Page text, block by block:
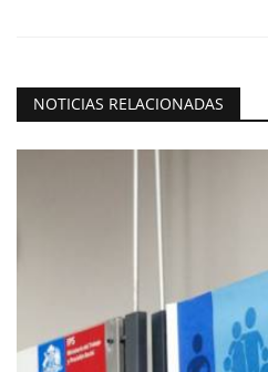
NOTICIAS RELACIONADAS